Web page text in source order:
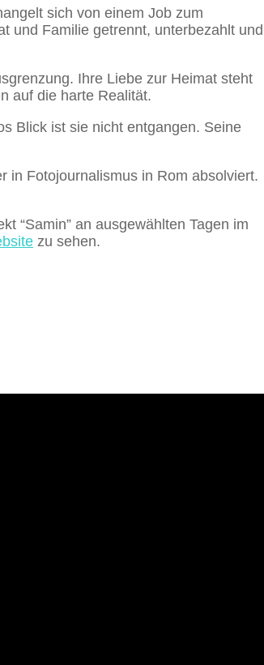
sich von einem Job zum
und Familie getrennt, unterbezahlt und
Ihre Liebe zur Heimat steht
auf die harte Realität.
Blick ist sie nicht entgangen. Seine
in Fotojournalismus in Rom absolviert.
“Samin” an ausgewählten Tagen im
zu sehen.